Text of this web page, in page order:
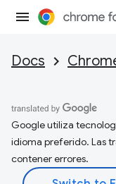
Docs
Google utiliza
idioma preferido. Las
contener errores.